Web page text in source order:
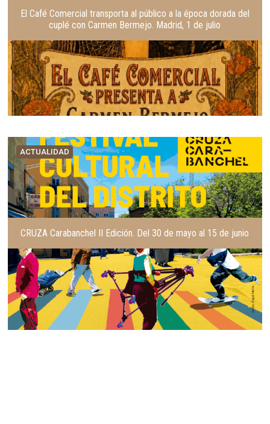
El Café Comercial transporta al público a la época dorada del
cuplé con Carmen Bermejo. Madrid, 1 de julio
ACTUALIDAD
CRUZA Carabanchel II Edición. Del 30 de mayo al 15 de junio